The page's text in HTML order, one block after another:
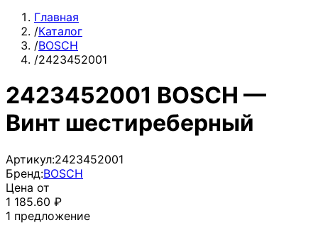
Главная
/Каталог
/BOSCH
/2423452001
2423452001 BOSCH —
Винт шестиреберный
Артикул:2423452001
Бренд:BOSCH
Цена от
1 185.60 ₽
1 предложение